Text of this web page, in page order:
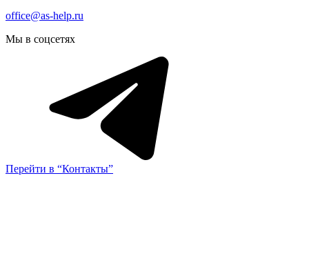
office@as-help.ru
Мы в соцсетях
Перейти в “Контакты”